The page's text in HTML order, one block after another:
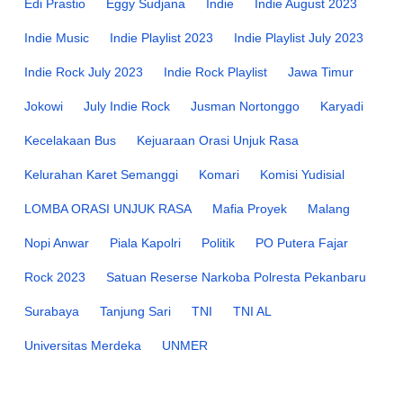
Edi Prastio Eggy Sudjana Indie Indie August 2023
Indie Music Indie Playlist 2023 Indie Playlist July 2023
Indie Rock July 2023 Indie Rock Playlist Jawa Timur
Jokowi July Indie Rock Jusman Nortonggo Karyadi
Kecelakaan Bus Kejuaraan Orasi Unjuk Rasa
Kelurahan Karet Semanggi Komari Komisi Yudisial
LOMBA ORASI UNJUK RASA Mafia Proyek Malang
Nopi Anwar Piala Kapolri Politik PO Putera Fajar
Rock 2023 Satuan Reserse Narkoba Polresta Pekanbaru
Surabaya Tanjung Sari TNI TNI AL
Universitas Merdeka UNMER